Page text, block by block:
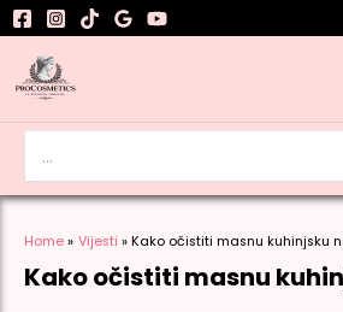
Skip
to
content
for:
Home Vijesti Kako očistiti masnu kuhinjsku
Kako očistiti masnu